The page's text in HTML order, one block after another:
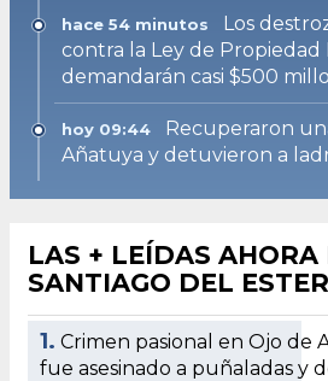
hace 54 minutos
Los
contra la Ley de Propiedad
demandarán casi $500
hoy 09:44
Recuperaron
Añatuya y detuvieron a
LAS + LEÍDAS AHORA
SANTIAGO DEL
1. Crimen pasional en Ojo de
fue asesinado a puñaladas y